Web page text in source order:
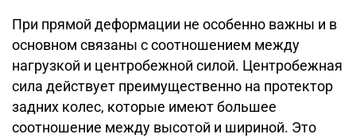
При прямой деформации не особенно важны и в
основном связаны с соотношением между
нагрузкой и центробежной силой. Центробежная
сила действует преимущественно на протектор
задних колес, которые имеют большее
соотношение между высотой и шириной. Это